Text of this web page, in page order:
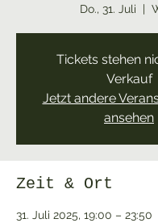
Do., 31. Juli
  |
Tickets stehen
Verkauf
Jetzt andere
ansehen
Zeit & Ort
31. Juli 2025, 19:00 – 23:50